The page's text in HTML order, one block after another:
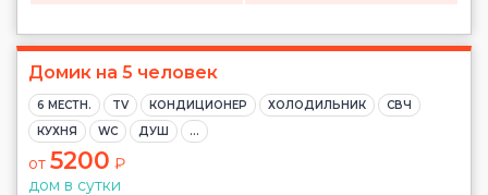
Домик на 5 человек
6 МЕСТН. TV КОНДИЦИОНЕР ХОЛОДИЛЬНИК
CВЧ
КУХНЯ
WC ДУШ ...
от 5200 ₽
дом в сутки